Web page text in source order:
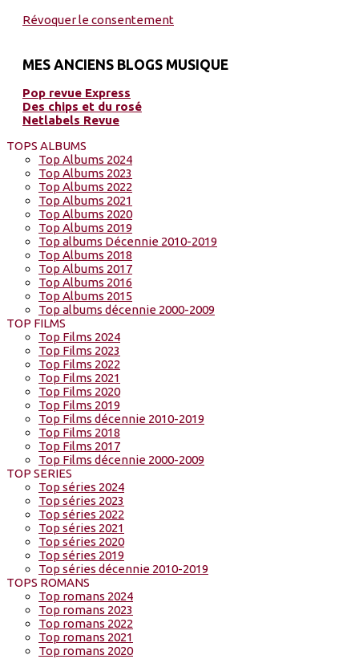
Révoquer le consentement
MES ANCIENS BLOGS MUSIQUE
Pop revue Express
Des chips et du rosé
Netlabels Revue
TOPS ALBUMS
Top Albums 2024
Top Albums 2023
Top Albums 2022
Top Albums 2021
Top Albums 2020
Top Albums 2019
Top albums Décennie 2010-2019
Top Albums 2018
Top Albums 2017
Top Albums 2016
Top Albums 2015
Top albums décennie 2000-2009
TOP FILMS
Top Films 2024
Top Films 2023
Top Films 2022
Top Films 2021
Top Films 2020
Top Films 2019
Top Films décennie 2010-2019
Top Films 2018
Top Films 2017
Top Films décennie 2000-2009
TOP SERIES
Top séries 2024
Top séries 2023
Top séries 2022
Top séries 2021
Top séries 2020
Top séries 2019
Top séries décennie 2010-2019
TOPS ROMANS
Top romans 2024
Top romans 2023
Top romans 2022
Top romans 2021
Top romans 2020